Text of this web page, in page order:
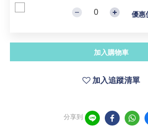
優惠
加入購物車
加入追蹤清單
分享到